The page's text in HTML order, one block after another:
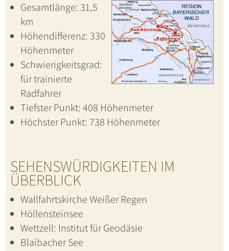
Gesamtlänge: 31,5
km
Höhendifferenz: 330
Höhenmeter
Schwierigkeitsgrad:
für trainierte
Radfahrer
Tiefster Punkt: 408 Höhenmeter
Höchster Punkt: 738 Höhenmeter
SEHENSWÜRDIGKEITEN IM
ÜBERBLICK
Wallfahrtskirche Weißer Regen
Höllensteinsee
Wettzell: Institut für Geodäsie
Blaibacher See